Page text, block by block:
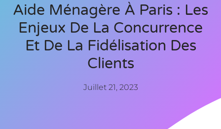
Aide Ménagère À Paris : Les
Enjeux De La Concurrence
Et De La Fidélisation Des
Clients
Juillet 21, 2023